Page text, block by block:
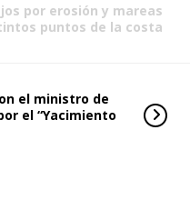
por erosión y mareas
puntos de la costa
el ministro de
el “Yacimiento